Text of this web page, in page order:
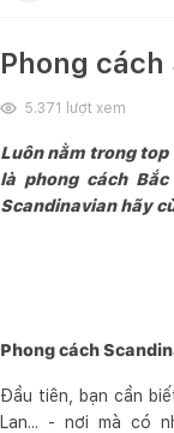
Phong
5.371 lượt xem
Luôn nằm trong
là phong cách
Scandinavian hãy
Phong cách
Đầu tiên, bạn cần
Lan... - nơi mà có